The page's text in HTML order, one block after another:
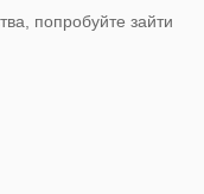
попробуйте зайти